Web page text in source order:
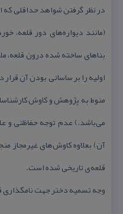
در نظر گرفتن شواهد حداقلی
(مانند دیواره‌های دور قلعه،
بناهای ساخته شده درون قلعه،
اولیه را بر ساسانی بودن آن
منوط به پژوهش و كاوش
می‌باشد.) عدم توجه حفاظتی و
آن) بعلاوه كاوش‌های غیرمجاز
قلعه‌ی تاریخی شده است.
وجه تسمیه دختر جهت نامگذاری